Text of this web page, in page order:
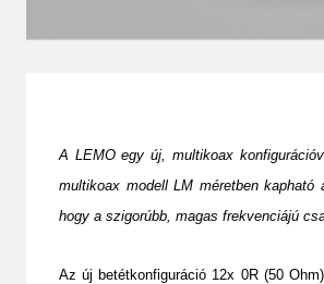
A LEMO egy új, multikoax
multikoax modell LM méretben
hogy a szigorúbb, magas frekvenciájú
Az új betétkonfiguráció 12x 0R (50